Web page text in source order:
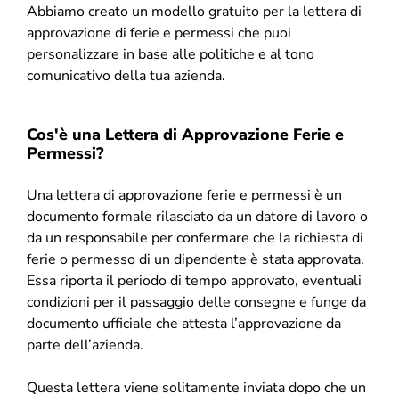
Abbiamo creato un modello gratuito per la lettera di
approvazione di ferie e permessi che puoi
personalizzare in base alle politiche e al tono
comunicativo della tua azienda.
Cos'è una Lettera di Approvazione Ferie e
Permessi?
Una lettera di approvazione ferie e permessi è un
documento formale rilasciato da un datore di lavoro o
da un responsabile per confermare che la richiesta di
ferie o permesso di un dipendente è stata approvata.
Essa riporta il periodo di tempo approvato, eventuali
condizioni per il passaggio delle consegne e funge da
documento ufficiale che attesta l’approvazione da
parte dell’azienda.
Questa lettera viene solitamente inviata dopo che un